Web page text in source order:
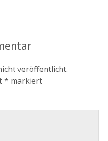
veröffentlicht.
* markiert